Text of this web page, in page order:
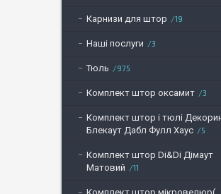
Карнизи для штор 19
Наші послуги 3
Тюль 975
Комплект штор оксамит 3
Комплект штор і тюлі
Блекаут Дабл Фулл Хаус
5
Комплект штор Di&Di Дімаут
Матовий
11